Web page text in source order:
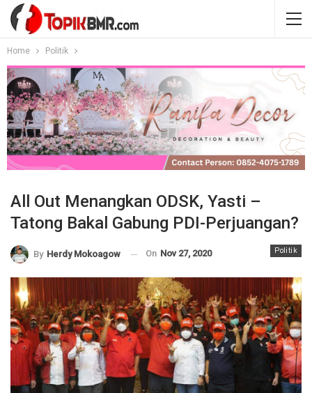
Home Politik
All Out Menangkan ODSK, Yasti –
Tatong Bakal Gabung PDI-Perjuangan?
Politik
By Herdy Mokoagow On Nov 27, 2020